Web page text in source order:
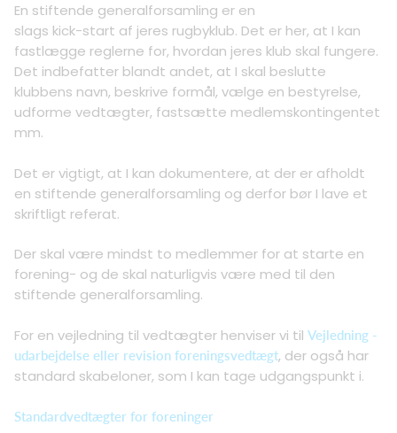
En stiftende generalforsamling er en
slags kick-start af jeres rugbyklub. Det er her, at I kan
fastlægge reglerne for, hvordan jeres klub skal fungere.
Det indbefatter blandt andet, at I skal beslutte
klubbens navn, beskrive formål, vælge en bestyrelse,
udforme vedtægter, fastsætte medlemskontingentet
mm.
Det er vigtigt, at I kan dokumentere, at der er afholdt
en stiftende generalforsamling og derfor bør I lave et
skriftligt referat.
Der skal være mindst to medlemmer for at starte en
forening- og de skal naturligvis være med til den
stiftende generalforsamling.
For en vejledning til vedtægter henviser vi til Vejledning -
udarbejdelse eller revision foreningsvedtægt, der også har
standard skabeloner, som I kan tage udgangspunkt i.
Standardvedtægter for foreninger